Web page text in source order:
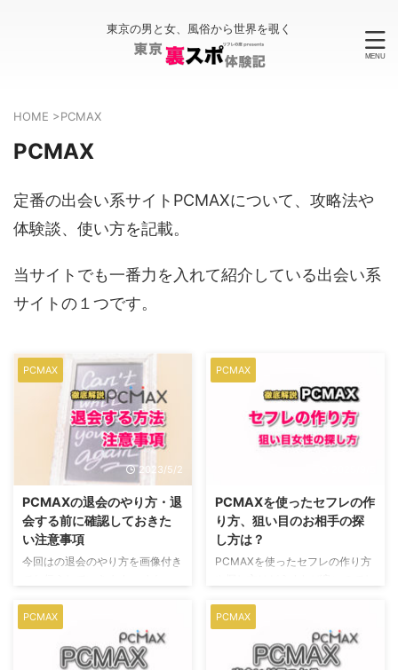
東京の男と女、風俗から世界を覗く
HOME >PCMAX
PCMAX
定番の出会い系サイトPCMAXについて、攻略法や
体験談、使い方を記載。
当サイトでも一番力を入れて紹介している出会い系
サイトの１つです。
PCMAX
2023/5/2
PCMAXの退会のやり方・退
会する前に確認しておきた
い注意事項
今回はの退会のやり方を画像付き
意事項もお伝えしますので、退会
する前には必ず確認しておきまし
ょう。 を退会する際は、ぜひこ
PCMAX
PCMAXを使ったセフレの作
り方、狙い目のお相手の探
し方は？
PCMAXを使ったセフレの作り方
PCMAXを始めようと思うけど、
使い方がわからない・・・。 そ
もそもPCMAXでセフレなんて作
PCMAX PCMAX